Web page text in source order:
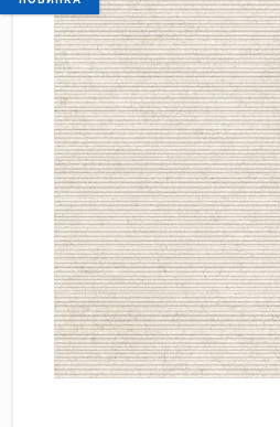
Искусственный камень
Клинкер